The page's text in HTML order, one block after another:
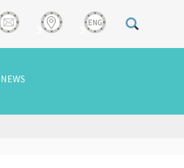
NEWS